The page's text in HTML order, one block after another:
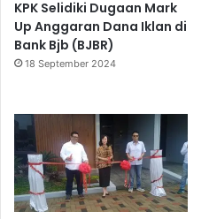
KPK Selidiki Dugaan Mark
Up Anggaran Dana Iklan di
Bank Bjb (BJBR)
18 September 2024